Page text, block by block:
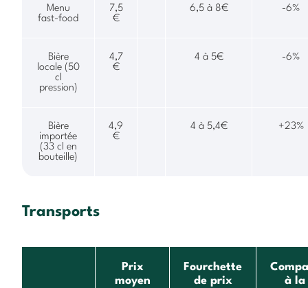
Menu
fast-food
7,5
€
6,5 à 8€ -6%
Bière
locale (50
cl
pression)
4,7
€
4 à 5€ -6%
Bière
importée
(33 cl en
bouteille)
4,9
€
4 à 5,4€ +23%
Transports
Prix
moyen
Fourchette
de prix
à la